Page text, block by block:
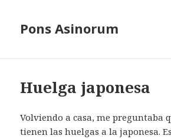
Pons Asinorum
Huelga japonesa
Volviendo a casa, me preguntaba
tienen las huelgas a la japonesa.